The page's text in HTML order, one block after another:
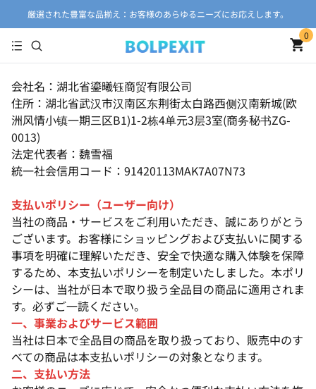
厳選された豊富な品揃え：お客様のあらゆるニーズにお応えします。
0
会社名：湖北省鎏曦钰商贸有限公司
住所：湖北省武汉市汉南区东荆街太白路西侧汉南新城(欧
洲风情小镇一期三区B1)1-2栋4单元3层3室(商务秘书ZG-
0013)
法定代表者：魏雪福
統一社会信用コード：91420113MAK7A07N73
支払いポリシー（ユーザー向け）
当社の商品・サービスをご利用いただき、誠にありがとう
ございます。お客様にショッピングおよび支払いに関する
事項を明確に理解いただき、安全で快適な購入体験を保障
するため、本支払いポリシーを制定いたしました。本ポリ
シーは、当社が日本で取り扱う全品目の商品に適用されま
す。必ずご一読ください。
一、事業およびサービス範囲
当社は日本で全品目の商品を取り扱っており、販売中のす
べての商品は本支払いポリシーの対象となります。
二、支払い方法